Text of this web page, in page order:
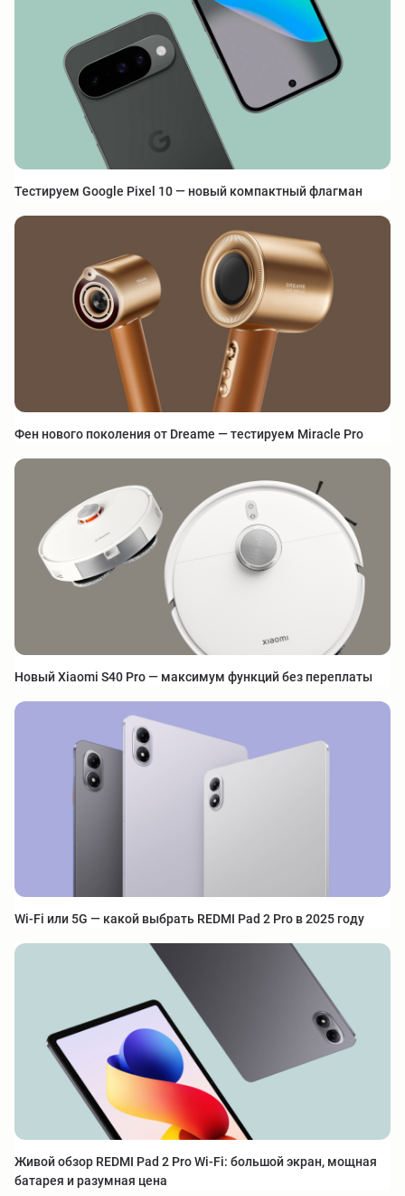
Тестируем Google Pixel 10 — новый компактный флагман
Фен нового поколения от Dreame — тестируем Miracle Pro
Новый Xiaomi S40 Pro — максимум функций без переплаты
Wi-Fi или 5G — какой выбрать REDMI Pad 2 Pro в 2025 году
Живой обзор REDMI Pad 2 Pro Wi-Fi: большой экран, мощная
батарея и разумная цена